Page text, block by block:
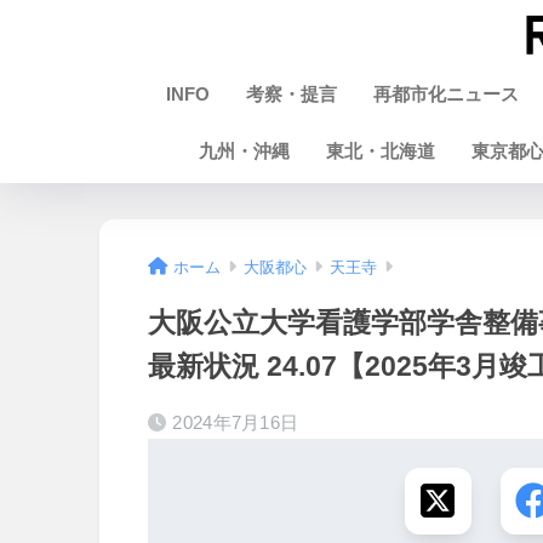
INFO 考察・提言 再都市化ニュース
九州・沖縄 東北・北海道 東京都心
ホーム 大阪都心 天王寺
大阪公立大学看護学部学舎整
最新状況 24.07【2025年3月竣
2024年7月16日